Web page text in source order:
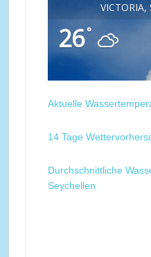
VICTORIA,
26°
Aktuelle
14 Tage
Durchschnittliche
Seychellen